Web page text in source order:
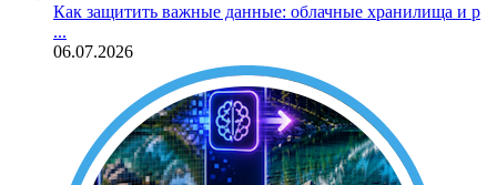
Как защитить важные данные: облачные хранилища и р
...
06.07.2026